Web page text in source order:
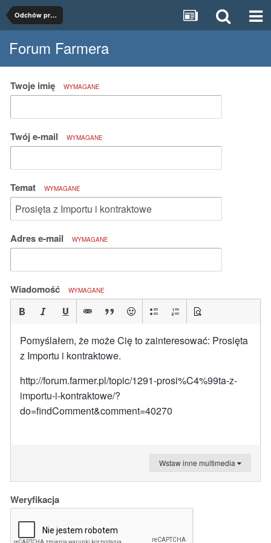
Odchów prosiąt
Forum Farmera
Twoje imię WYMAGANE
Twój e-mail WYMAGANE
Temat WYMAGANE
Adres e-mail WYMAGANE
Wiadomość WYMAGANE
Pomyślałem, że może Cię to zainteresować: Prosięta
z Importu i kontraktowe.
http://forum.farmer.pl/topic/1291-prosi%C4%99ta-z-
importu-i-kontraktowe/?
do=findComment&comment=40270
Wstaw inne multimedia
Weryfikacja